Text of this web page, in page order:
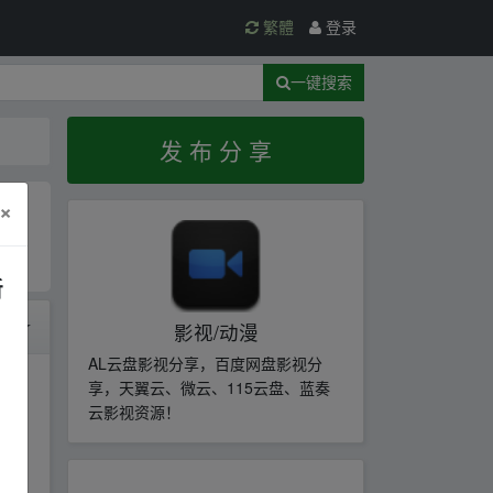
繁體 登录
一键搜索
发 布 分 享
影视/动漫
AL云盘影视分享，百度网盘影视分
享，天翼云、微云、115云盘、蓝奏
云影视资源！
×